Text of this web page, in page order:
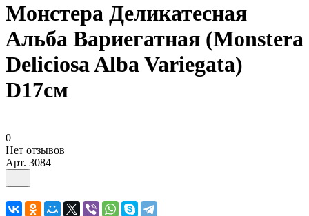
Монстера Деликатесная
Альба Вариегатная (Monstera
Deliciosa Alba Variegata)
D17см
0
Нет отзывов
Арт. 3084